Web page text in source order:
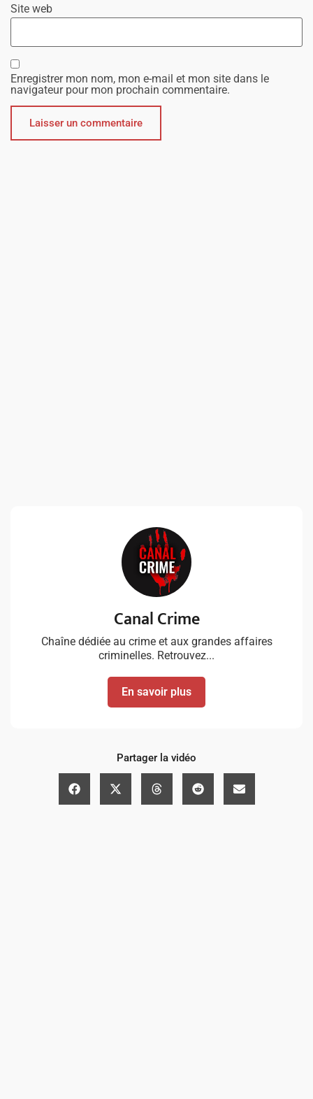
Site web
Enregistrer mon nom, mon e-mail et mon site dans le
navigateur pour mon prochain commentaire.
Canal Crime
Chaîne dédiée au crime et aux grandes affaires
criminelles. Retrouvez...
En savoir plus
Partager la vidéo